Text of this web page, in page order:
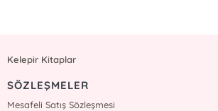
Kelepir Kitaplar
SÖZLEŞMELER
Mesafeli Satış Sözleşmesi